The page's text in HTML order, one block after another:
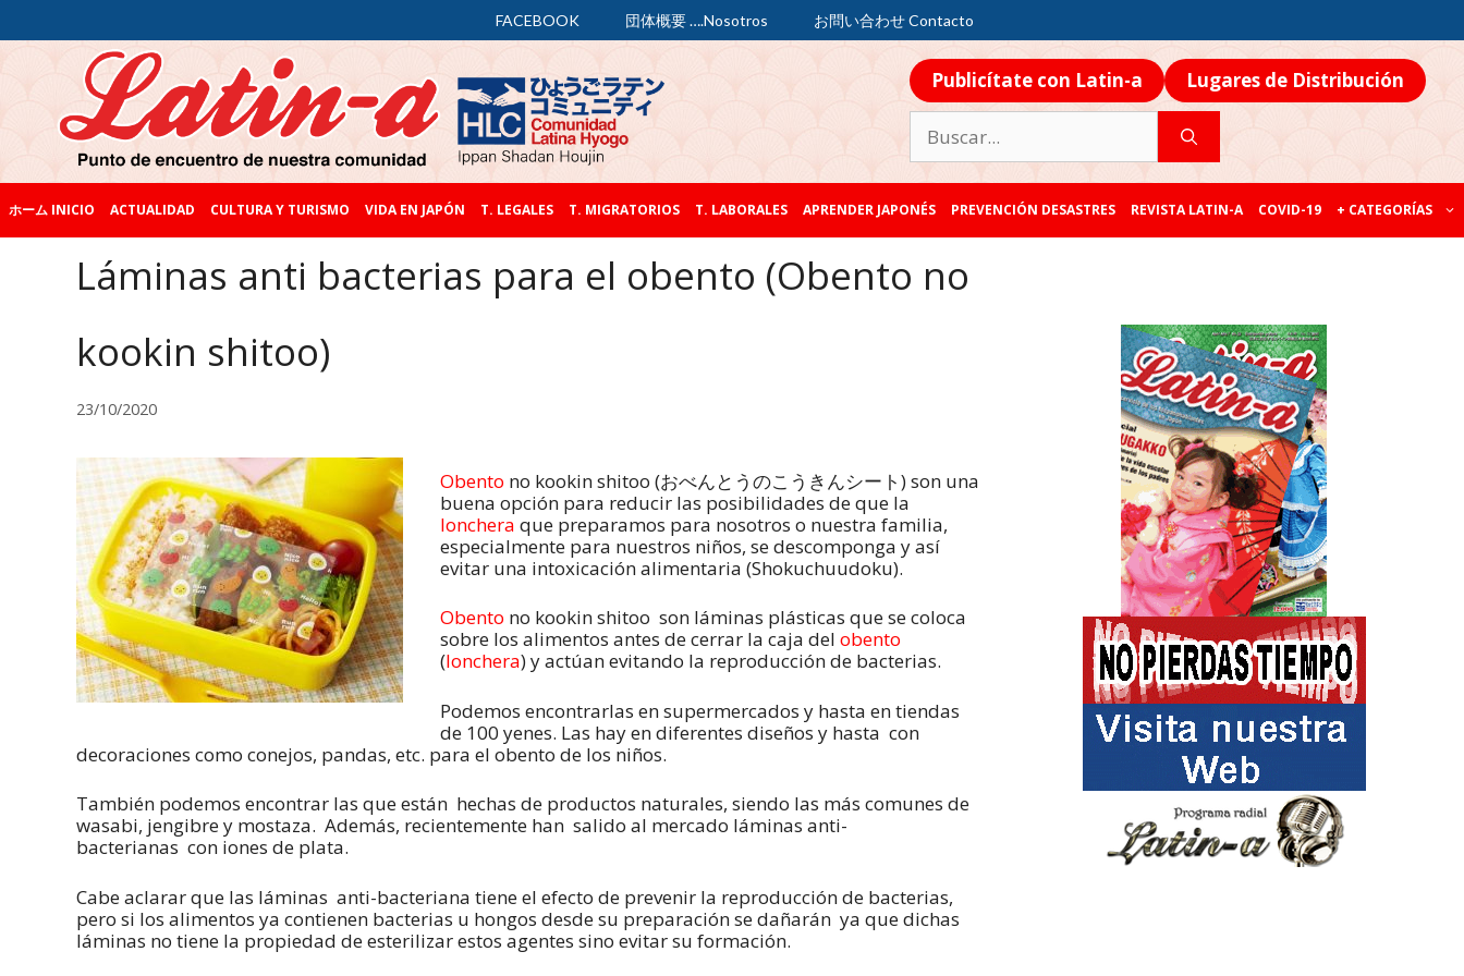
FACEBOOK 団体概要 ….Nosotros お問い合わせ Contacto
Publicítate con Latin-a Lugares de Distribución
ホーム INICIO ACTUALIDAD CULTURA Y TURISMO VIDA EN JAPÓN T. LEGALES T. MIGRATORIOS T. LABORALES APRENDER JAPONÉS PREVENCIÓN DESASTRES REVISTA LATIN-A COVID-19 + CATEGORÍAS
Láminas anti bacterias para el obento (Obento no
kookin shitoo)
23/10/2020
Obento no kookin shitoo (おべんとうのこうきんシート) son una
buena opción para reducir las posibilidades de que la
lonchera que preparamos para nosotros o nuestra familia,
especialmente para nuestros niños, se descomponga y así
evitar una intoxicación alimentaria (Shokuchuudoku).
Obento no kookin shitoo son láminas plásticas que se coloca
sobre los alimentos antes de cerrar la caja del obento
(lonchera) y actúan evitando la reproducción de bacterias.
Podemos encontrarlas en supermercados y hasta en tiendas
de 100 yenes. Las hay en diferentes diseños y hasta con
decoraciones como conejos, pandas, etc. para el obento de los niños.
También podemos encontrar las que están hechas de productos naturales, siendo las más comunes de
wasabi, jengibre y mostaza. Además, recientemente han salido al mercado láminas anti-
bacterianas con iones de plata.
Cabe aclarar que las láminas anti-bacteriana tiene el efecto de prevenir la reproducción de bacterias,
pero si los alimentos ya contienen bacterias u hongos desde su preparación se dañarán ya que dichas
láminas no tiene la propiedad de esterilizar estos agentes sino evitar su formación.